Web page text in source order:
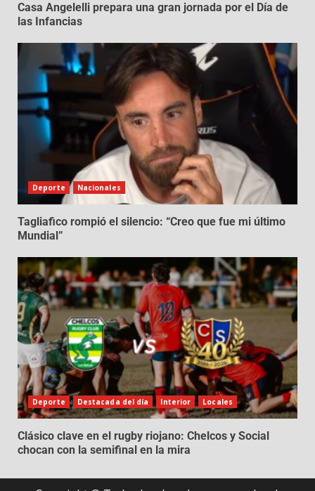
Casa Angelelli prepara una gran jornada por el Día de
las Infancias
Deporte Nacionales
Tagliafico rompió el silencio: “Creo que fue mi último
Mundial”
Deporte Destacada del día Interior Locales
Clásico clave en el rugby riojano: Chelcos y Social
chocan con la semifinal en la mira